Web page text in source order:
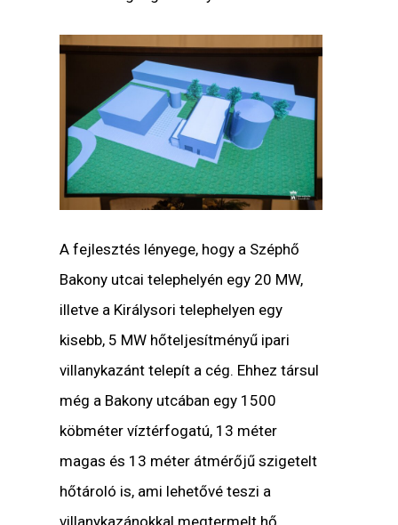
A fejlesztés lényege, hogy a Széphő
Bakony utcai telephelyén egy 20 MW,
illetve a Királysori telephelyen egy
kisebb, 5 MW hőteljesítményű ipari
villanykazánt telepít a cég. Ehhez társul
még a Bakony utcában egy 1500
köbméter víztérfogatú, 13 méter
magas és 13 méter átmérőjű szigetelt
hőtároló is, ami lehetővé teszi a
villanykazánokkal megtermelt hő